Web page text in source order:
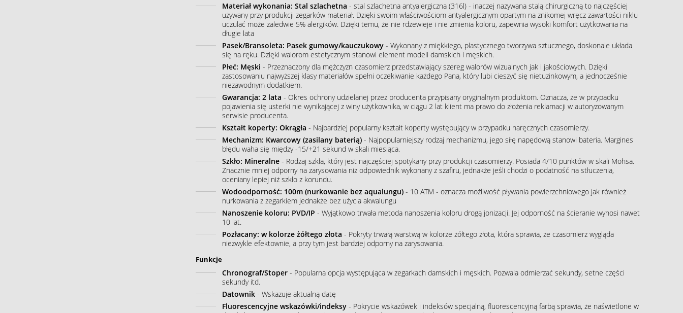
Materiał wykonania: Stal szlachetna - stal szlachetna antyalergiczna (316l) - inaczej nazywana stalą chirurgiczną to najczęściej
używany przy produkcji zegarków materiał. Dzięki swoim właściwościom antyalergicznym opartym na znikomej wręcz zawartości niklu
uczulać może zaledwie 5% alergików. Dzięki temu, że nie rdzewieje i nie zmienia koloru, zapewnia wysoki komfort użytkowania na
długie lata
Pasek/Bransoleta: Pasek gumowy/kauczukowy- Wykonany z miękkiego, plastycznego tworzywa sztucznego, doskonale układa
się na ręku. Dzięki walorom estetycznym stanowi element modeli damskich i męskich.
Płeć: Męski - Przeznaczony dla mężczyzn czasomierz przedstawiający szereg walorów wizualnych jak i jakościowych. Dzięki
zastosowaniu najwyższej klasy materiałów spełni oczekiwanie każdego Pana, który lubi cieszyć się nietuzinkowym, a jednocześnie
niezawodnym dodatkiem.
Gwarancja: 2 lata - Okres ochrony udzielanej przez producenta przypisany oryginalnym produktom. Oznacza, że w przypadku
pojawienia się usterki nie wynikającej z winy użytkownika, w ciągu 2 lat klient ma prawo do złożenia reklamacji w autoryzowanym
serwisie producenta.
Kształt koperty: Okrągła - Najbardziej popularny kształt koperty występujący w przypadku naręcznych czasomierzy.
Mechanizm: Kwarcowy (zasilany baterią)- Najpopularniejszy rodzaj mechanizmu, jego siłę napędową stanowi bateria. Margines
błędu waha się między -15/+21 sekund w skali miesiąca.
Szkło: Mineralne- Rodzaj szkła, który jest najczęściej spotykany przy produkcji czasomierzy. Posiada 4/10 punktów w skali Mohsa.
Znacznie mniej odporny na zarysowania niż odpowiednik wykonany z szafiru, jednakże jeśli chodzi o podatność na stłuczenia,
oceniany lepiej niż szkło z korundu.
Wodoodporność: 100m (nurkowanie bez aqualungu)- 10 ATM - oznacza możliwość pływania powierzchniowego jak również
nurkowania z zegarkiem jednakże bez użycia akwalungu
Nanoszenie koloru: PVD/IP - Wyjątkowo trwała metoda nanoszenia koloru drogą jonizacji. Jej odporność na ścieranie wynosi nawet
10 lat.
Pozłacany: w kolorze żółtego złota - Pokryty trwałą warstwą w kolorze żółtego złota, która sprawia, że czasomierz wygląda
niezwykle efektownie, a przy tym jest bardziej odporny na zarysowania.
Funkcje
Chronograf/Stoper- Popularna opcja występująca w zegarkach damskich i męskich. Pozwala odmierzać sekundy, setne części
sekundy itd.
Datownik- Wskazuje aktualną datę
Fluorescencyjne wskazówki/indeksy- Pokrycie wskazówek i indeksów specjalną, fluorescencyjną farbą sprawia, że naświetlone w